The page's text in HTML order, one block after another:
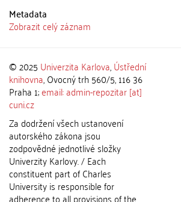
Metadata
Zobrazit celý záznam
© 2025 Univerzita Karlova,Ústřední
knihovna, Ovocný trh 560/5, 116 36
Praha 1;email: admin-repozitar [at]
cuni.cz
Za dodržení všech ustanovení
autorského zákona jsou
zodpovědné jednotlivé složky
Univerzity Karlovy. / Each
constituent part of Charles
University is responsible for
adherence to all provisions of the